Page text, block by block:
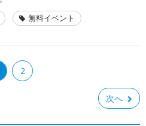
無料イベント
2
次へ